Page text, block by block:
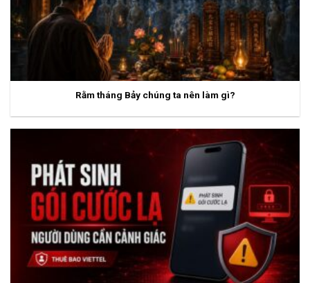
Rằm tháng Bảy chúng ta nên làm gì?